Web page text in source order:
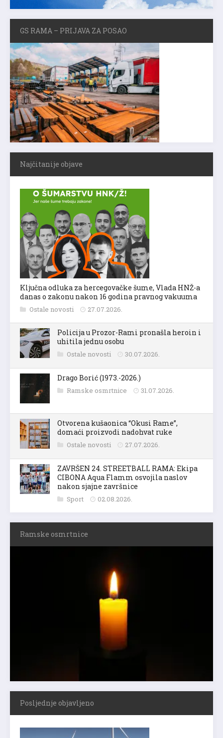
GS RAMA – PRIJAVA ZA POSAO
Najčitanije objave
Ključna odluka za hercegovačke šume, Vlada HNŽ-a
danas o zakonu nakon 16 godina pravnog vakuuma
Ostale novosti 27.07.2026.
Policija u Prozor-Rami pronašla heroin i
uhitila jednu osobu
Ostale novosti 30.07.2026.
Drago Borić (1973.-2026.)
Ramske osmrtnice 31.07.2026.
Otvorena kušaonica “Okusi Rame”,
domaći proizvodi nadohvat ruke
Ostale novosti 27.07.2026.
ZAVRŠEN 24. STREETBALL RAMA: Ekipa
CIBONA Aqua Flamm osvojila naslov
nakon sjajne završnice
Sport 02.08.2026.
Ramske osmrtnice
Posljednje objavljeno